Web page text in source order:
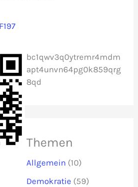
bc1qwv3q0ytremr4mdm
apt4unvn64pg0k859qrg
8qd
Themen
Allgemein (10)
Demokratie (59)